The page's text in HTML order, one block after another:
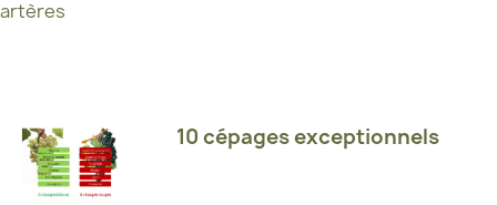
10 cépages exceptionnels